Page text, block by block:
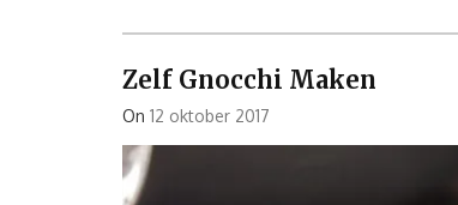
–
Zelf Gnocchi Maken
On 12 oktober 2017